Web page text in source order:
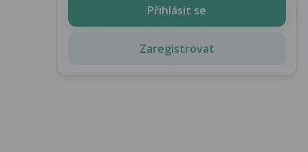
Přihlásit se
Zaregistrovat